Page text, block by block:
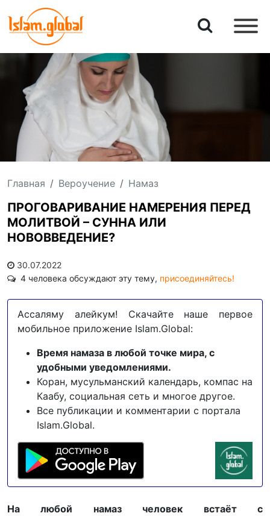
Главная Вероучение Намаз
ПРОГОВАРИВАНИЕ НАМЕРЕНИЯ ПЕРЕД
МОЛИТВОЙ – СУННА ИЛИ
НОВОВВЕДЕНИЕ?
30.07.2022
4 человека обсуждают эту тему, присоединяйтесь!
Ассаляму алейкум! Скачайте наше первое
мобильное приложение Islam.Global:
Время намаза в любой точке мира, с
удобными уведомлениями.
Коран, мусульманский календарь, компас на
Каабу, социальная сеть и многое другое.
Все публикации и комментарии с портала
Islam.Global.
На любой намаз человек встаёт с